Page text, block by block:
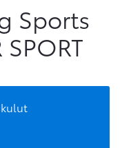
Sports